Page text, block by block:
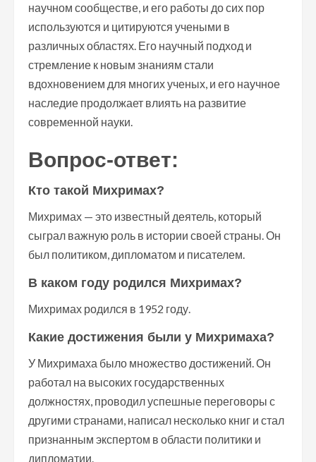
научном сообществе, и его работы до сих пор
используются и цитируются учеными в
различных областях. Его научный подход и
стремление к новым знаниям стали
вдохновением для многих ученых, и его научное
наследие продолжает влиять на развитие
современной науки.
Вопрос-ответ:
Кто такой Михримах?
Михримах — это известный деятель, который
сыграл важную роль в истории своей страны. Он
был политиком, дипломатом и писателем.
В каком году родился Михримах?
Михримах родился в 1952 году.
Какие достижения были у Михримаха?
У Михримаха было множество достижений. Он
работал на высоких государственных
должностях, проводил успешные переговоры с
другими странами, написал несколько книг и стал
признанным экспертом в области политики и
дипломатии.